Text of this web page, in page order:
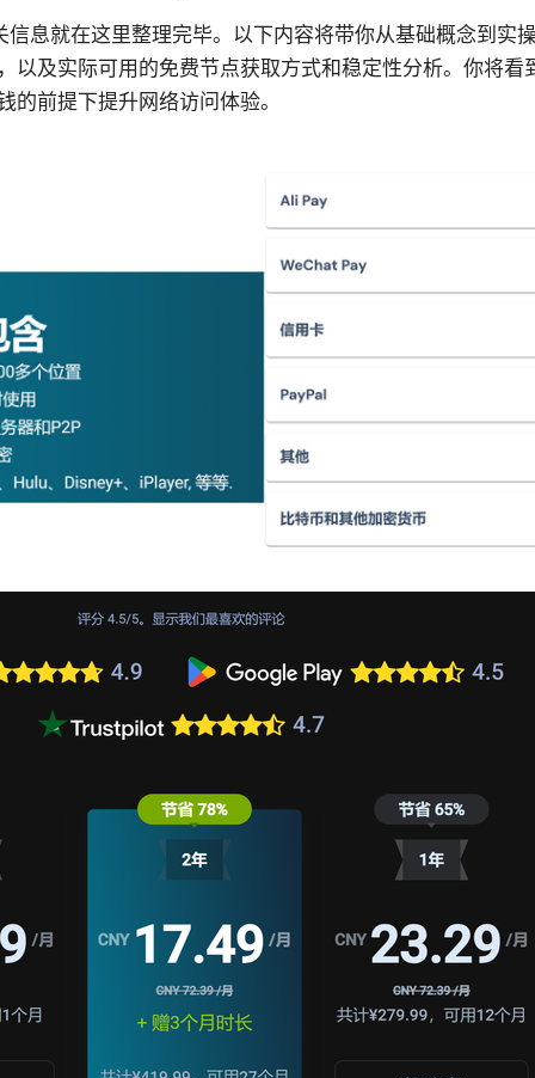
息就在这里整理完毕。以下内容将带你从基础概念到实
以及实际可用的免费节点获取方式和稳定性分析。你将看
的前提下提升网络访问体验。